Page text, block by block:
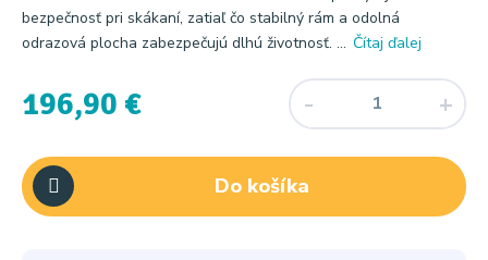
bezpečnosť pri skákaní, zatiaľ čo stabilný rám a odolná
odrazová plocha zabezpečujú dlhú životnosť. ... Čítaj ďalej
196,90 €
Do košíka